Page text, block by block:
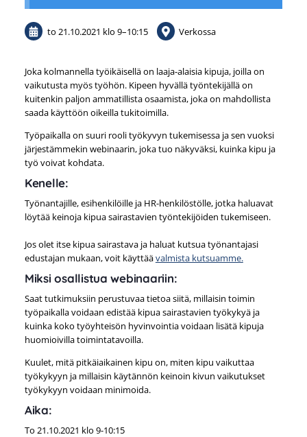
to 21.10.2021 klo 9–10:15 Verkossa
Joka kolmannella työikäisellä on laaja-alaisia kipuja, joilla on
vaikutusta myös työhön. Kipeen hyvällä työntekijällä on
kuitenkin paljon ammatillista osaamista, joka on mahdollista
saada käyttöön oikeilla tukitoimilla.
Työpaikalla on suuri rooli työkyvyn tukemisessa ja sen vuoksi
järjestämmekin webinaarin, joka tuo näkyväksi, kuinka kipu ja
työ voivat kohdata.
Kenelle:
Työnantajille, esihenkilöille ja HR-henkilöstölle, jotka haluavat
löytää keinoja kipua sairastavien työntekijöiden tukemiseen.
Jos olet itse kipua sairastava ja haluat kutsua työnantajasi
edustajan mukaan, voit käyttäävalmista kutsuamme.
Miksi osallistua webinaariin:
Saat tutkimuksiin perustuvaa tietoa siitä, millaisin toimin
työpaikalla voidaan edistää kipua sairastavien työkykyä ja
kuinka koko työyhteisön hyvinvointia voidaan lisätä kipuja
huomioivilla toimintatavoilla.
Kuulet, mitä pitkäiaikainen kipu on, miten kipu vaikuttaa
työkykyyn ja millaisin käytännön keinoin kivun vaikutukset
työkykyyn voidaan minimoida.
Aika:
To 21.10.2021 klo 9-10:15